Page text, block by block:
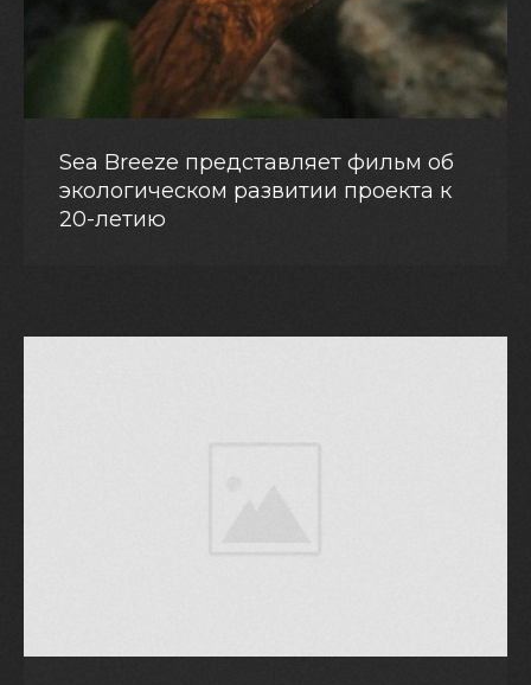
Sea Breeze представляет фильм об
экологическом развитии проекта к
20-летию